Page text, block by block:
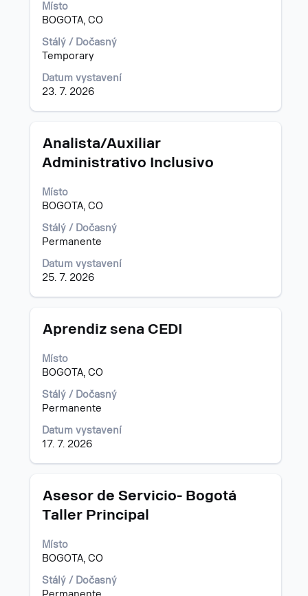
Místo
BOGOTA, CO
Stálý / Dočasný
Temporary
Datum vystavení
23. 7. 2026
informací
o
profesi.
Titul
Analista/Auxiliar
Administrativo Inclusivo
Místo
BOGOTA, CO
Stálý / Dočasný
Permanente
Datum vystavení
25. 7. 2026
Vyberte
zobrazení
informací
o
profesi.
Titul
Aprendiz sena CEDI
Místo
BOGOTA, CO
Stálý / Dočasný
Permanente
Datum vystavení
17. 7. 2026
Vyberte
mezerníkem
zobrazení
veškerých
informací
o
profesi.
Titul
Asesor de Servicio- Bogotá
Taller Principal
Místo
BOGOTA, CO
Stálý / Dočasný
Vyberte
zobrazení
informací
o
profesi.